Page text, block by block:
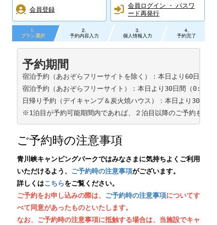
会員登録
会員ログイン ・ パスワ
ード再発行
1
プラン選択
2
予約内容入力
3
個人情報入力
4
予約完了
予約期間
宿泊予約（あおぞらフリーサイトを除く）：本日より60日間（
宿泊予約（あおぞらフリーサイト）：本日より30日間（0:00~
日帰り予約（デイキャンプ＆炭火焼ハウス）：本日より30日
ご予約時の注意事項
青川峡キャンピングパークではみなさまに気持ちよくご利用
いただけるよう、 ご予約時の注意事項がございます。
詳しくはこちらをご覧ください。
ご予約をお申し込みの際は、 ご予約時の注意事項についてす
べて同意があったものといたします。
なお、ご予約時の注意事項に抵触する場合は、当施設でキャ